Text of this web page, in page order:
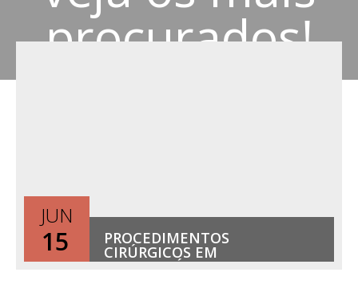
procurados!
JUN
15 PROCEDIMENTOS
CIRÚRGICOS EM
CONSULTÓRIO — VEJA OS